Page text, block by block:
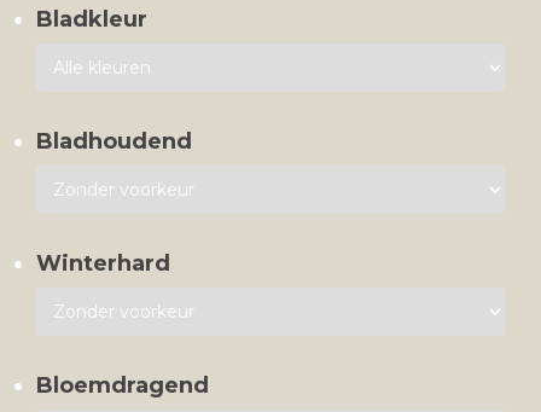
Bladkleur
Bladhoudend
Winterhard
Bloemdragend